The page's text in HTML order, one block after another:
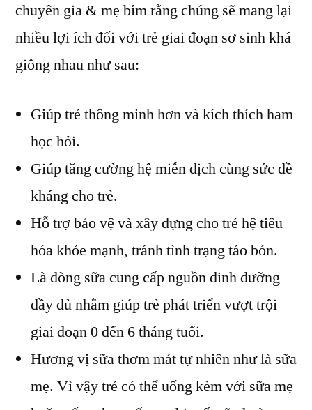
chuyên gia & mẹ bỉm rằng chúng sẽ mang lại
nhiều lợi ích đối với trẻ giai đoạn sơ sinh khá
giống nhau như sau:
Giúp trẻ thông minh hơn và kích thích ham
học hỏi.
Giúp tăng cường hệ miễn dịch cùng sức đề
kháng cho trẻ.
Hỗ trợ bảo vệ và xây dựng cho trẻ hệ tiêu
hóa khỏe mạnh, tránh tình trạng táo bón.
Là dòng sữa cung cấp nguồn dinh dưỡng
đầy đủ nhằm giúp trẻ phát triển vượt trội
giai đoạn 0 đến 6 tháng tuổi.
Hương vị sữa thơm mát tự nhiên như là sữa
mẹ. Vì vậy trẻ có thể uống kèm với sữa mẹ